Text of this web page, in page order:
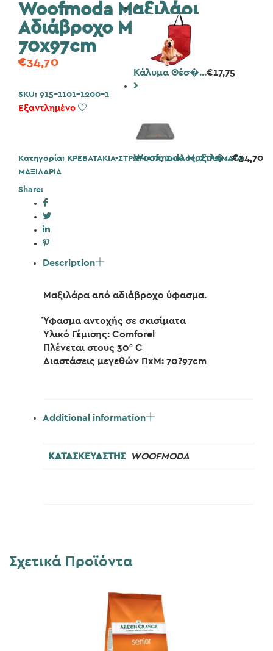
Κάλυμα Θέσ�...€17,75
Woofmoda Μαξιλ�...€34,70
Woofmoda Μαξιλάρι
Αδιάβροχο Μαύρο
70x97cm
€34,70
SKU: 915-1101-1200-1
Εξαντλημένο
Κατηγορία: ΚΡΕΒΑΤΑΚΙΑ-ΣΤΡΩΜΑΤΑ,Σκύλος,ΣΤΡΩΜΑΤΑ-
ΜΑΞΙΛΑΡΙΑ
Share:
Description
Μαξιλάρα από αδιάβροχο ύφασμα.
Ύφασμα αντοχής σε σκισίματα
Yλικό Γέμισης: Comforel
Πλένεται στους 30° C
Διαστάσεις μεγεθών ΠxΜ: 70?97cm
Additional information
ΚΑΤΑΣΚΕΥΑΣΤΗΣ WOOFMODA
Σχετικά Προϊόντα